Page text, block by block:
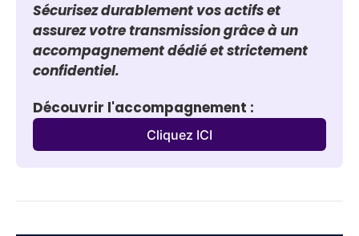
Sécurisez durablement vos actifs et
assurez votre transmission grâce à un
accompagnement dédié et strictement
confidentiel.
Découvrir l'accompagnement :
Cliquez ICI